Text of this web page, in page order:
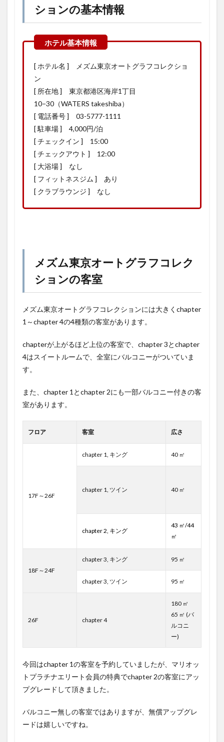
ションの基本情報
[ ホテル名 ] メズム東京オートグラフコレクショ
ン
[ 所在地 ] 東京都港区海岸1丁目
10−30（WATERS takeshiba）
[ 電話番号 ] 03-5777-1111
[ 駐車場 ] 4,000円/泊
[ チェックイン ] 15:00
[ チェックアウト ] 12:00
[ 大浴場 ] なし
[ フィットネスジム ] あり
[ クラブラウンジ ] なし
メズム東京オートグラフコレク
ションの客室
メズム東京オートグラフコレクションには大きくchapter
1～chapter 4の4種類の客室があります。
chapterが上がるほど上位の客室で、chapter 3とchapter
4はスイートルームで、全室にバルコニーがついていま
す。
また、chapter 1とchapter 2にも一部バルコニー付きの客
室があります。
フロア 客室 広さ
17F～26F
chapter 1, キング 40 ㎡
chapter 1, ツイン 40 ㎡
chapter 2, キング
43 ㎡/44
㎡
18F～24F
chapter 3, キング 95 ㎡
chapter 3, ツイン 95 ㎡
26F chapter 4
180 ㎡
65 ㎡ (バ
ルコニ
ー)
今回はchapter 1の客室を予約していましたが、マリオッ
トプラチナエリート会員の特典でchapter 2の客室にアッ
プグレードして頂きました。
バルコニー無しの客室ではありますが、無償アップグレ
ードは嬉しいですね。